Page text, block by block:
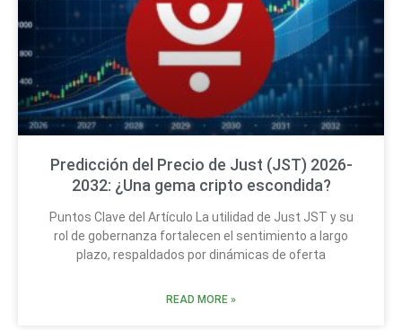
Predicción del Precio de Just (JST) 2026-
2032: ¿Una gema cripto escondida?
Puntos Clave del Artículo La utilidad de Just JST y su
rol de gobernanza fortalecen el sentimiento a largo
plazo, respaldados por dinámicas de oferta
READ MORE »